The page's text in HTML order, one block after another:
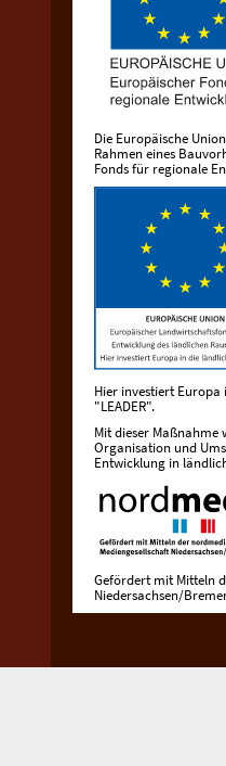
Die Europäische
Rahmen eines
Fonds für regionale
Hier investiert
"LEADER".
Mit dieser
Organisation und
Entwicklung in
Gefördert mit Mitteln
Niedersachsen/